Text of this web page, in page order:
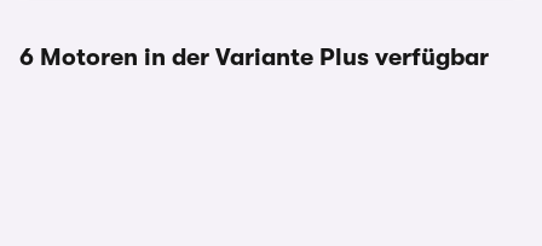
6 Motoren in der Variante Plus verfügbar